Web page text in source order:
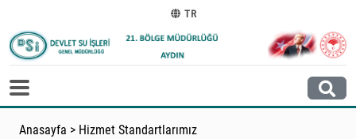
TR
Anasayfa > Hizmet Standartlarımız